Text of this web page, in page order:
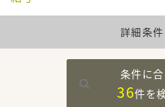
詳細条
条件に
36件を